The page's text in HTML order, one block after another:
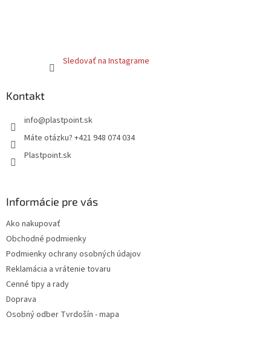
Sledovať na Instagrame
Kontakt
info@plastpoint.sk
Máte otázku? +421 948 074 034
Plastpoint.sk
Informácie pre vás
Ako nakupovať
Obchodné podmienky
Podmienky ochrany osobných údajov
Reklamácia a vrátenie tovaru
Cenné tipy a rady
Doprava
Osobný odber Tvrdošín - mapa